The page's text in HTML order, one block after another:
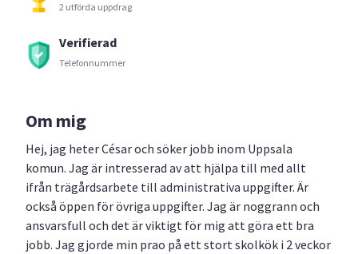
2 utförda uppdrag
Verifierad
Telefonnummer
Om mig
Hej, jag heter César och söker jobb inom Uppsala
komun. Jag är intresserad av att hjälpa till med allt
ifrån trägårdsarbete till administrativa uppgifter. Är
också öppen för övriga uppgifter. Jag är noggrann och
ansvarsfull och det är viktigt för mig att göra ett bra
jobb. Jag gjorde min prao på ett stort skolkök i 2 veckor